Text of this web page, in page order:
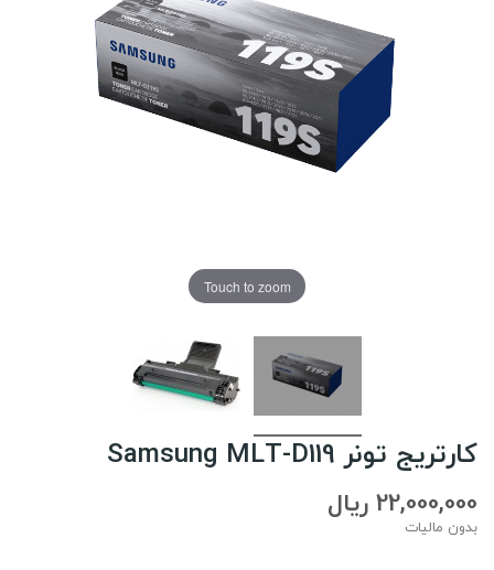
Touch to zoom
کارتریج تونر Samsung MLT-D119
22,000,000 ریال
بدون مالیات